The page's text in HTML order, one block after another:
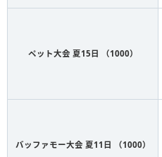
ペット大会 夏15日 （1000）
バッファモー大会 夏11日 （1000）